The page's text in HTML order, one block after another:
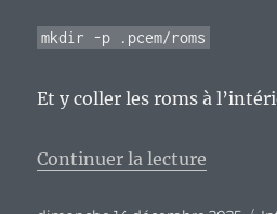
mkdir -p .pcem/roms
Et y coller les roms à
Continuer la lecture